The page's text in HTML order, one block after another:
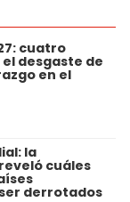
cuatro
desgaste de
en el
la
cuáles
derrotados